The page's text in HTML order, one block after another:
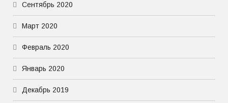
Сентябрь 2020
Март 2020
Февраль 2020
Январь 2020
Декабрь 2019